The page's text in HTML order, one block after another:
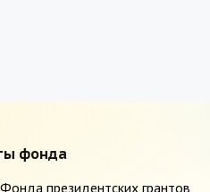
фонда
президентских грантов